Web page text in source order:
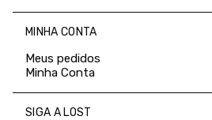
MINHA CONTA
Meus pedidos
Minha Conta
SIGA A LOST